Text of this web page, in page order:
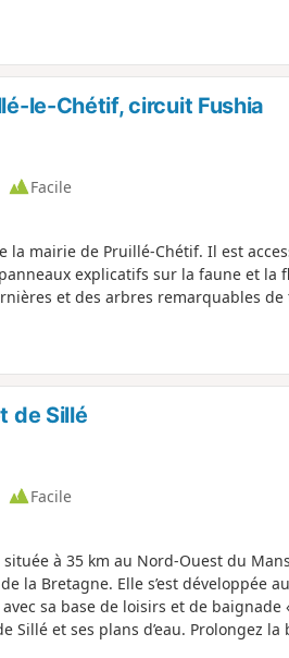
le-Chétif, circuit Fushia
Facile
la mairie de Pruillé-Chétif. Il est
explicatifs sur la faune et la
et des arbres remarquables de
de Sillé
Facile
à 35 km au Nord-Ouest du
la Bretagne. Elle s’est développée
sa base de loisirs et de baignade
Sillé et ses plans d’eau. Prolongez